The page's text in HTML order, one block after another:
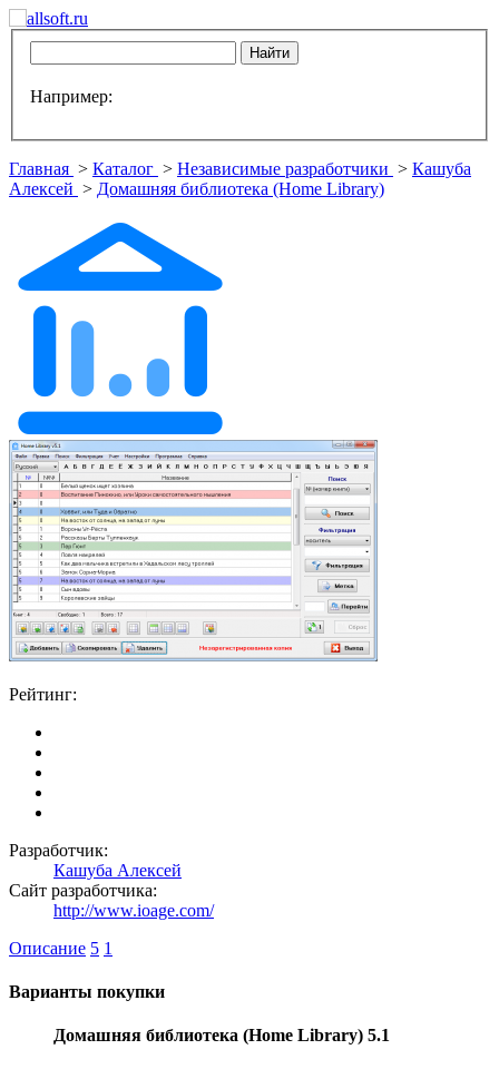
Например:
Главная > Каталог > Независимые разработчики > Кашуба
Алексей > Домашняя библиотека (Home Library)
Рейтинг:
Разработчик:
Кашуба Алексей
Сайт разработчика:
http://www.ioage.com/
Описание 5 1
Варианты покупки
Домашняя библиотека (Home Library) 5.1